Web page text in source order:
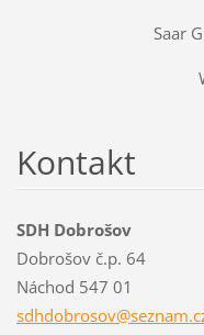
Saar
Kontakt
SDH Dobrošov
Dobrošov č.p. 64
Náchod 547 01
sdhdobrosov@sezn